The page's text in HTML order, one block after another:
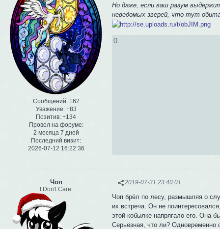
Сообщений:162
Уважение: +83
Позитив: +134
Провел на форуме:
2 месяца 7 дней
Последний визит:
2026-07-12 16:22:36
Но даже, если ваш разум
неведомых зверей, что тут
0
2019-07-31 23:40:01
Чоп
I Don't Care.
Чоп брёл по лесу, размышляя о
их встреча. Он не
этой кобылке напрягало его. Она
Серьёзная, что ли? Одновременно